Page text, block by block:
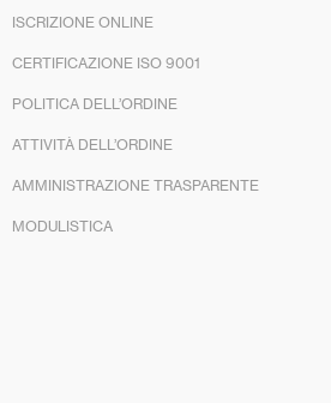
ISCRIZIONE ONLINE
CERTIFICAZIONE ISO 9001
POLITICA DELL’ORDINE
ATTIVITÀ DELL’ORDINE
AMMINISTRAZIONE TRASPARENTE
MODULISTICA